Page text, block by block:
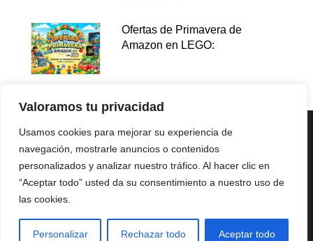
Valoramos tu privacidad
Usamos cookies para mejorar su experiencia de
navegación, mostrarle anuncios o contenidos
personalizados y analizar nuestro tráfico. Al hacer clic en
“Aceptar todo” usted da su consentimiento a nuestro uso de
las cookies.
Personalizar Rechazar todo Aceptar todo
Ofertas de Primavera de
Amazon en LEGO: